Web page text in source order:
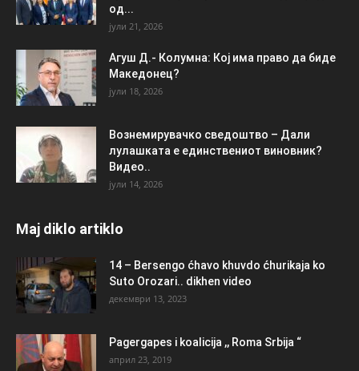
од...
јули 21, 2026
Агуш Д.- Колумна: Кој има право да биде
Македонец?
јули 18, 2026
Вознемирувачко сведоштво – Дали
лулашката е единствениот виновник?
Видео..
јули 14, 2026
Maj diklo artiklo
14 – Bersengo ćhavo khuvdo ćhurikaja ko
Suto Orozari.. dikhen video
декември 13, 2023
Pagergapes i koalicija ,, Roma Srbija “
април 23, 2019